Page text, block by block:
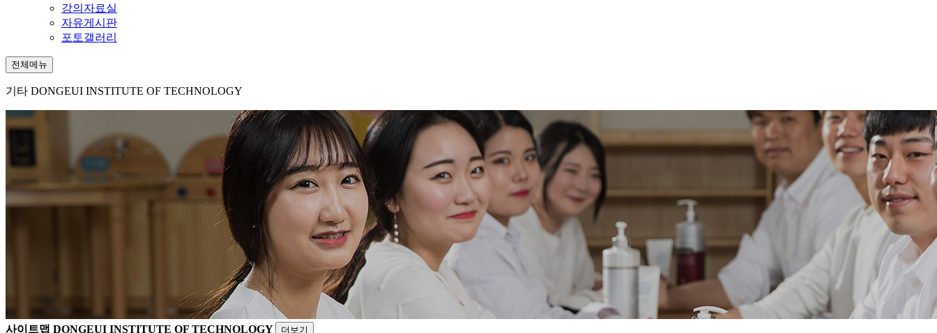
강의자료실
자유게시판
포토갤러리
전체메뉴
기타 DONGEUI INSTITUTE OF TECHNOLOGY
사이트맵 DONGEUI INSTITUTE OF TECHNOLOGY 더보기